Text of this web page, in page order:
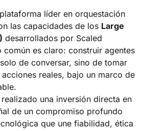
líder en orquestación
las capacidades de los Large
desarrollados por Scaled
es claro: construir agentes
de conversar, sino de tomar
reales, bajo un marco de
realizado una inversión directa en
de un compromiso profundo
que une fiabilidad, ética